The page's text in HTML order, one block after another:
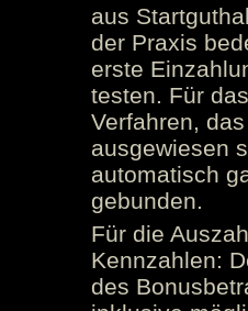
aus
der Praxis
erste
testen. Für
Verfahren,
ausgewiesen
automatisch
gebunden.
Für die
Kennzahlen:
des